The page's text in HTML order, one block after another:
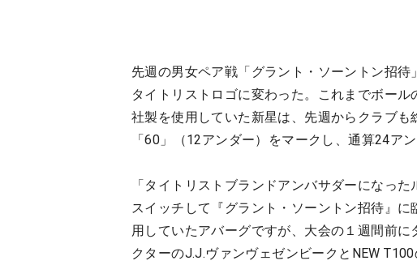
先週の男女ペア戦「グラント・ソーントン招
タイトリストロゴに変わった。これまでボー
社製を使用していた新星は、先週からクラブ
「60」（12アンダー）をマークし、通算24ア
「タイトリストブランドアンバサダーになっ
スイッチして『グラント・ソーントン招待』
用していたアバーグですが、大会の１週間前
クターのJ.J.ヴァンヴェゼンビークとNEW T100